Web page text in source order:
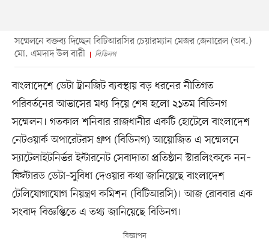
সম্মেলনে বক্তব্য দিচ্ছেন বিটিআরসির চেয়ারম্যান মেজর জেনারেল (অব.)
মো. এমদাদ উল বারী
বিডিনগ
বাংলাদেশে ডেটা ট্রানজিট ব্যবস্থায় বড় ধরনের নীতিগত
পরিবর্তনের আভাসের মধ্য দিয়ে শেষ হলো ২১তম বিডিনগ
সম্মেলন। গতকাল শনিবার রাজধানীর একটি হোটেলে বাংলাদেশ
নেটওয়ার্ক অপারেটরস গ্রুপ (বিডিনগ) আয়োজিত এ সম্মেলনে
স্যাটেলাইটনির্ভর ইন্টারনেট সেবাদাতা প্রতিষ্ঠান স্টারলিংককে নন–
ফিল্টারড ডেটা–সুবিধা দেওয়ার কথা জানিয়েছে বাংলাদেশ
টেলিযোগাযোগ নিয়ন্ত্রণ কমিশন (বিটিআরসি)। আজ রোববার এক
সংবাদ বিজ্ঞপ্তিতে এ তথ্য জানিয়েছে বিডিনগ।